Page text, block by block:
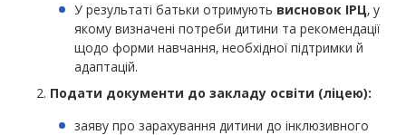
У результаті батьки отримують висновок ІРЦ, у
якому визначені потреби дитини та рекомендації
щодо форми навчання, необхідної підтримки й
адаптацій.
Подати документи до закладу освіти (ліцею):
заяву про зарахування дитини до інклюзивного